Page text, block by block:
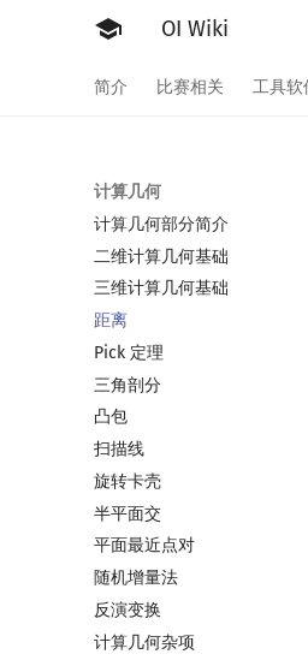
OI Wiki
简介 比赛相关 工具软
计算几何
计算几何部分简介
二维计算几何基础
三维计算几何基础
距离
Pick 定理
三角剖分
凸包
扫描线
旋转卡壳
半平面交
平面最近点对
随机增量法
反演变换
计算几何杂项